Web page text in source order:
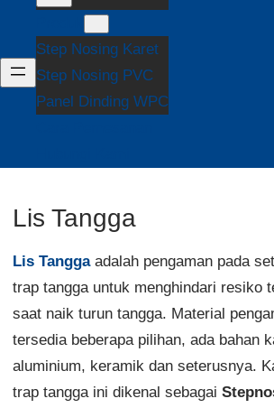
Step Nosing Karet
Step Nosing PVC
Panel Dinding WPC
Lis Tangga
Lis Tanggaadalah pengaman pada
trap tangga untuk menghindari resiko
saat naik turun tangga. Material
tersedia beberapa pilihan, ada bahan
aluminium, keramik dan seterusnya.
trap tangga ini dikenal sebagai